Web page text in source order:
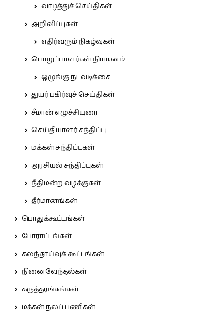
வாழ்த்துச் செய்திகள்
அறிவிப்புகள்
எதிர்வரும் நிகழ்வுகள்
பொறுப்பாளர்கள் நியமனம்
ஒழுங்கு நடவடிக்கை
துயர் பகிர்வுச் செய்திகள்
சீமான் எழுச்சியுரை
செய்தியாளர் சந்திப்பு
மக்கள் சந்திப்புகள்
அரசியல் சந்திப்புகள்
நீதிமன்ற வழக்குகள்
தீர்மானங்கள்
பொதுக்கூட்டங்கள்
போராட்டங்கள்
கலந்தாய்வுக் கூட்டங்கள்
நினைவேந்தல்கள்
கருத்தரங்கங்கள்
மக்கள் நலப் பணிகள்